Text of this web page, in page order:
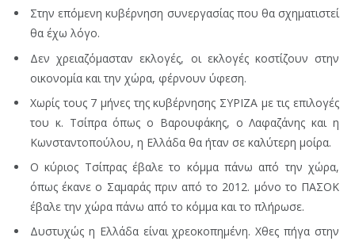
Στην επόμενη κυβέρνηση συνεργασίας που θα σχηματιστεί
θα έχω λόγο.
Δεν χρειαζόμασταν εκλογές, οι εκλογές κοστίζουν στην
οικονομία και την χώρα, φέρνουν ύφεση.
Χωρίς τους 7 μήνες της κυβέρνησης ΣΥΡΙΖΑ με τις επιλογές
του κ. Τσίπρα όπως ο Βαρουφάκης, ο Λαφαζάνης και η
Κωνσταντοπούλου, η Ελλάδα θα ήταν σε καλύτερη μοίρα.
Ο κύριος Τσίπρας έβαλε το κόμμα πάνω από την χώρα,
όπως έκανε ο Σαμαράς πριν από το 2012. μόνο το ΠΑΣΟΚ
έβαλε την χώρα πάνω από το κόμμα και το πλήρωσε.
Δυστυχώς η Ελλάδα είναι χρεοκοπημένη. Χθες πήγα στην